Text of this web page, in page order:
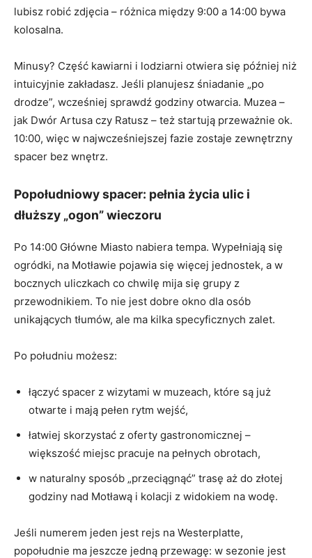
lubisz robić zdjęcia – różnica między 9:00 a 14:00 bywa
kolosalna.
Minusy? Część kawiarni i lodziarni otwiera się później niż
intuicyjnie zakładasz. Jeśli planujesz śniadanie „po
drodze”, wcześniej sprawdź godziny otwarcia. Muzea –
jak Dwór Artusa czy Ratusz – też startują przeważnie ok.
10:00, więc w najwcześniejszej fazie zostaje zewnętrzny
spacer bez wnętrz.
Popołudniowy spacer: pełnia życia ulic i
dłuższy „ogon” wieczoru
Po 14:00 Główne Miasto nabiera tempa. Wypełniają się
ogródki, na Motławie pojawia się więcej jednostek, a w
bocznych uliczkach co chwilę mija się grupy z
przewodnikiem. To nie jest dobre okno dla osób
unikających tłumów, ale ma kilka specyficznych zalet.
Po południu możesz:
łączyć spacer z wizytami w muzeach, które są już
otwarte i mają pełen rytm wejść,
łatwiej skorzystać z oferty gastronomicznej –
większość miejsc pracuje na pełnych obrotach,
w naturalny sposób „przeciągnąć” trasę aż do złotej
godziny nad Motławą i kolacji z widokiem na wodę.
Jeśli numerem jeden jest rejs na Westerplatte,
popołudnie ma jeszcze jedną przewagę: w sezonie jest